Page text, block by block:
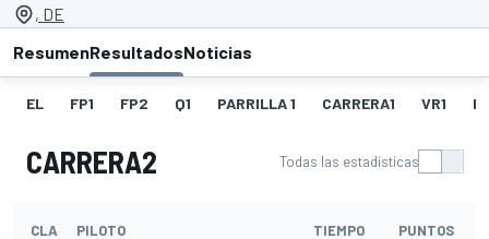
, DE
ResumenResultadosNoticias
EL FP1 FP2 Q1 PARRILLA 1 CARRERA1 VR1
CARRERA2 Todas las estadísticas
CLA PILOTO TIEMPO PUNTOS